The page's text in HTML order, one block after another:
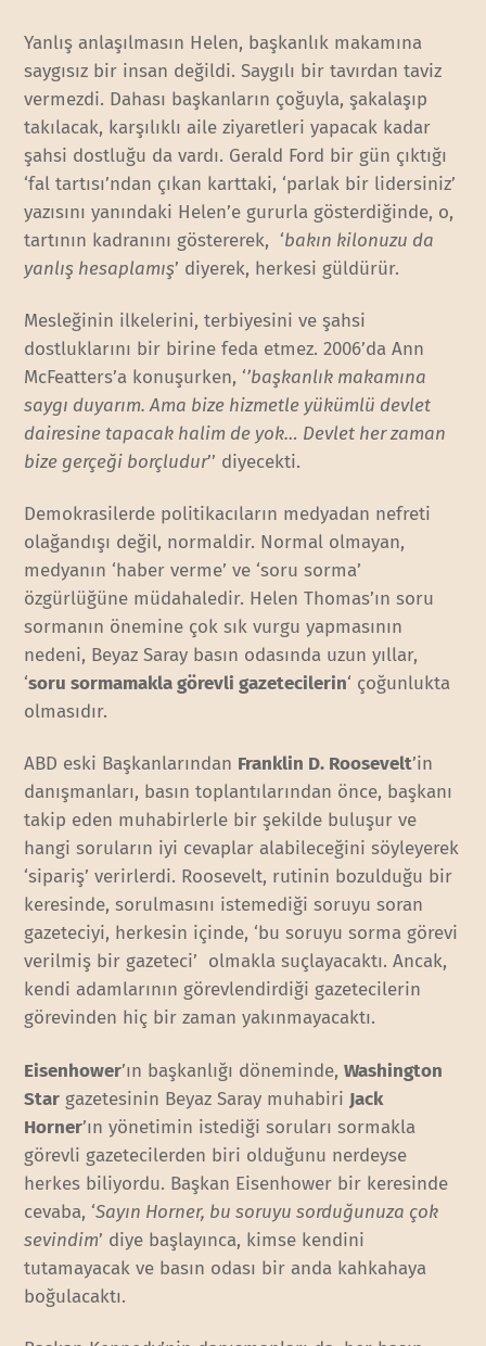
Yanlış anlaşılmasın Helen, başkanlık makamına
saygısız bir insan değildi. Saygılı bir tavırdan taviz
vermezdi. Dahası başkanların çoğuyla, şakalaşıp
takılacak, karşılıklı aile ziyaretleri yapacak kadar
şahsi dostluğu da vardı. Gerald Ford bir gün çıktığı
‘fal tartısı’ndan çıkan karttaki, ‘parlak bir lidersiniz’
yazısını yanındaki Helen’e gururla gösterdiğinde, o,
tartının kadranını göstererek, ‘bakın kilonuzu da
yanlış hesaplamış’ diyerek, herkesi güldürür.
Mesleğinin ilkelerini, terbiyesini ve şahsi
dostluklarını bir birine feda etmez. 2006’da Ann
McFeatters’a konuşurken, ‘’başkanlık makamına
saygı duyarım. Ama bize hizmetle yükümlü devlet
dairesine tapacak halim de yok… Devlet her zaman
bize gerçeği borçludur’’ diyecekti.
Demokrasilerde politikacıların medyadan nefreti
olağandışı değil, normaldir. Normal olmayan,
medyanın ‘haber verme’ ve ‘soru sorma’
özgürlüğüne müdahaledir. Helen Thomas’ın soru
sormanın önemine çok sık vurgu yapmasının
nedeni, Beyaz Saray basın odasında uzun yıllar,
‘soru sormamakla görevli gazetecilerin‘ çoğunlukta
olmasıdır.
ABD eski Başkanlarından Franklin D. Roosevelt’in
danışmanları, basın toplantılarından önce, başkanı
takip eden muhabirlerle bir şekilde buluşur ve
hangi soruların iyi cevaplar alabileceğini söyleyerek
‘sipariş’ verirlerdi. Roosevelt, rutinin bozulduğu bir
keresinde, sorulmasını istemediği soruyu soran
gazeteciyi, herkesin içinde, ‘bu soruyu sorma görevi
verilmiş bir gazeteci’ olmakla suçlayacaktı. Ancak,
kendi adamlarının görevlendirdiği gazetecilerin
görevinden hiç bir zaman yakınmayacaktı.
Eisenhower’ın başkanlığı döneminde,Washington
Star gazetesinin Beyaz Saray muhabiri Jack
Horner’ın yönetimin istediği soruları sormakla
görevli gazetecilerden biri olduğunu nerdeyse
herkes biliyordu. Başkan Eisenhower bir keresinde
cevaba, ‘Sayın Horner, bu soruyu sorduğunuza çok
sevindim’ diye başlayınca, kimse kendini
tutamayacak ve basın odası bir anda kahkahaya
boğulacaktı.